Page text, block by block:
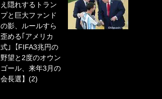
え隠れするトラン
プと巨大ファンド
の影、ルールすら
歪める｢アメリカ
式｣【FIFA3兆円の
野望と2度のオウン
ゴール、来年3月の
会長選】(2)